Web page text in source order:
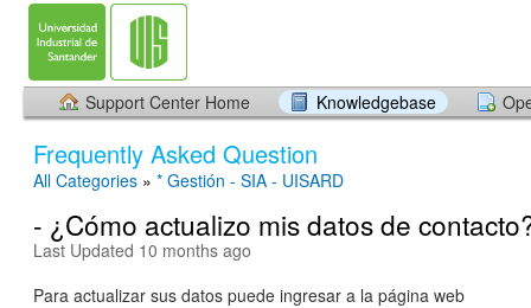
Support Center Home Knowledgebase
Frequently Asked Question
All Categories » * Gestión - SIA - UISARD
- ¿Cómo actualizo mis datos de
Last Updated 10 months ago
Para actualizar sus datos puede ingresar a la página web